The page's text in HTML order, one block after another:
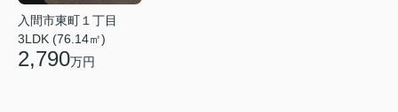
入間市東町１丁目
3LDK (76.14㎡)
2,790万円